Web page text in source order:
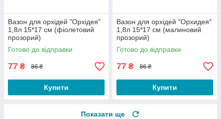
Вазон для орхідей "Орхідея"
1,8л 15*17 см (фіолетовий
прозорий)
Готово до відправки
77 ₴ 86 ₴
Купити
Вазон для орхідей "Орхидея"
1,8л 15*17 см (малиновий
прозорий)
Готово до відправки
77 ₴ 86 ₴
Купити
Показати ще